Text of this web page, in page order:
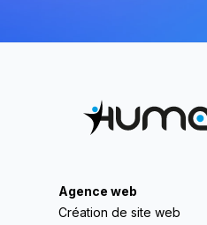
Agence web
Création de site web